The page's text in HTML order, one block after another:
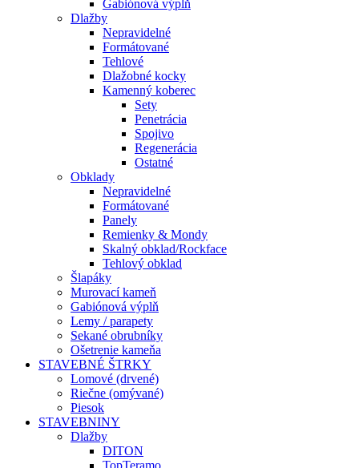
Gabiónová výplň
Dlažby
Nepravidelné
Formátované
Tehlové
Dlažobné kocky
Kamenný koberec
Sety
Penetrácia
Spojivo
Regenerácia
Ostatné
Obklady
Nepravidelné
Formátované
Panely
Remienky & Mondy
Skalný obklad/Rockface
Tehlový obklad
Šlapáky
Murovací kameň
Gabiónová výplň
Lemy / parapety
Sekané obrubníky
Ošetrenie kameňa
STAVEBNÉ ŠTRKY
Lomové (drvené)
Riečne (omývané)
Piesok
STAVEBNINY
Dlažby
DITON
TopTeramo